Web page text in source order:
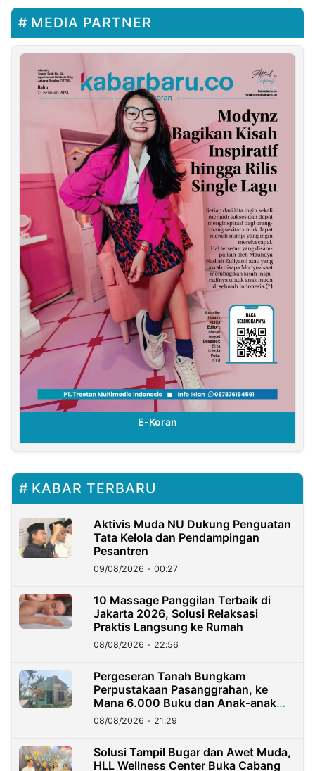
MEDIA PARTNER
E-Koran
KABAR TERBARU
Aktivis Muda NU Dukung Penguatan
Tata Kelola dan Pendampingan
Pesantren
09/08/2026 - 00:27
10 Massage Panggilan Terbaik di
Jakarta 2026, Solusi Relaksasi
Praktis Langsung ke Rumah
08/08/2026 - 22:56
Pergeseran Tanah Bungkam
Perpustakaan Pasanggrahan, ke
Mana 6.000 Buku dan Anak-anak
Kini?
08/08/2026 - 21:29
Solusi Tampil Bugar dan Awet Muda,
HLL Wellness Center Buka Cabang